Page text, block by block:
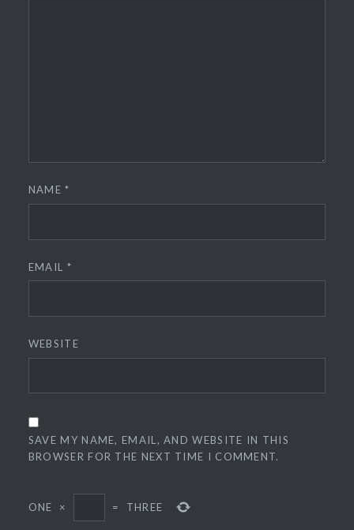
NAME*
EMAIL *
WEBSITE
SAVE MY NAME, EMAIL, AND WEBSITE IN THIS
BROWSER FOR THE NEXT TIME I COMMENT.
ONE × = THREE